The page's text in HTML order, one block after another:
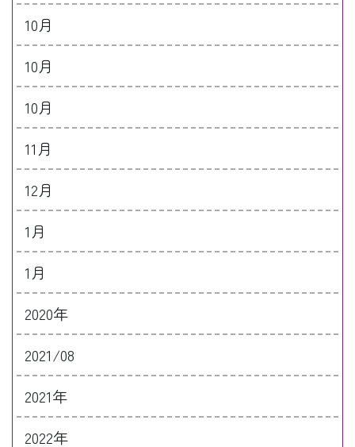
10月
10月
10月
11月
12月
1月
1月
2020年
2021/08
2021年
2022年